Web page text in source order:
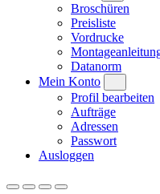
Broschüren
Preisliste
Vordrucke
Datanorm
Mein Konto
Profil bearbeiten
Aufträge
Adressen
Passwort
Ausloggen